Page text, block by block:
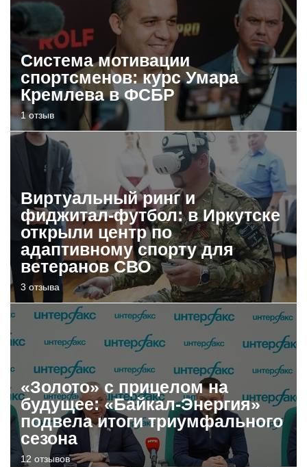
Система мотивации
спортсменов: курс Умара
Кремлева в ФСБР
1 отзыв
Виртуальный ринг и
фиджитал-футбол: в Иркутске
открыли центр по
адаптивному спорту для
ветеранов СВО
3 отзыва
«Золото» с прицелом на
будущее: «Байкал-Энергия»
подвела итоги триумфального
сезона
12 отзывов